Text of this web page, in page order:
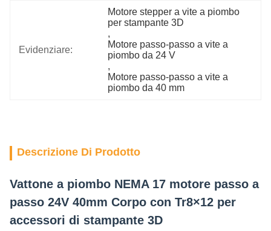
Evidenziare:
Motore stepper a vite a piombo
per stampante 3D
,
Motore passo-passo a vite a
piombo da 24 V
,
Motore passo-passo a vite a
piombo da 40 mm
Descrizione Di Prodotto
Vattone a piombo NEMA 17 motore passo a
passo 24V 40mm Corpo con Tr8×12 per
accessori di stampante 3D